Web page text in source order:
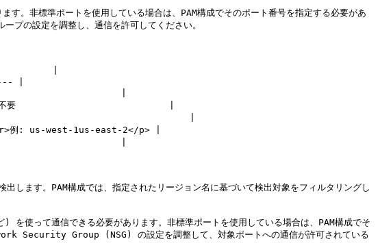
。非標準ポートを使用している場合は、PAM構成でそのポート番号を指定する必要があ
プの設定を調整し、通信を許可してください。
|
|
|
る場合は不要                            |
場合は不要                                     |
<br>例: us-west-1us-east-2</p> |
|
ます。PAM構成では、指定されたリージョン名に基づいて検出対象をフィルタリングし
使って通信できる必要があります。非標準ポートを使用している場合は、PAM構成でそ
Security Group (NSG) の設定を調整して、対象ポートへの通信が許可されている